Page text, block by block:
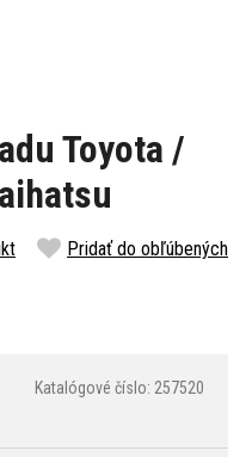
Toyota /
Pridať do obľúbených
Katalógové číslo: 257520